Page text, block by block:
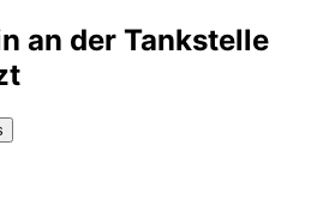
an der Tankstelle